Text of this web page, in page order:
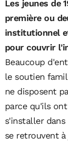
Les jeunes de
première ou
institutionnel
pour couvrir
Beaucoup
le soutien
ne disposent
parce qu'ils
s'installer
se retrouvent